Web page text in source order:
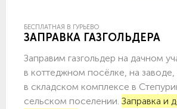
БЕСПЛАТНАЯ В ГУРЬЕВО
ЗАПРАВКА ГАЗГОЛЬДЕРА
Заправим газгольдер на дачном
в коттеджном посёлке, на
в складском комплексе в
сельском поселении. Заправка и